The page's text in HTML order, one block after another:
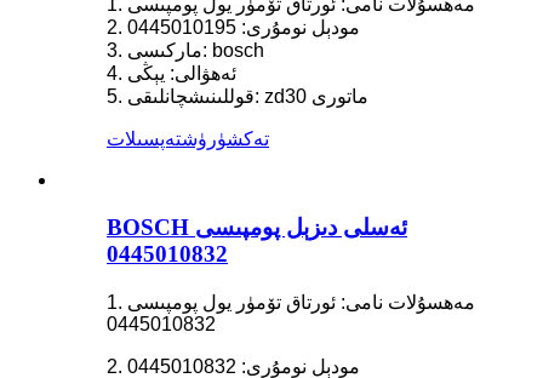
1. مەھسۇلات نامى: ئورتاق تۆمۈر يول پومپىسى
2. مودېل نومۇرى: 0445010195
3. ماركىسى: bosch
4. ئەھۋالى: يېڭى
5. قوللىنىشچانلىقى: zd30 ماتورى
تەكشۈرۈشتەپسىلات
BOSCH ئەسلى دىزېل پومپىسى
0445010832
1. مەھسۇلات نامى: ئورتاق تۆمۈر يول پومپىسى
0445010832
2. مودېل نومۇرى: 0445010832